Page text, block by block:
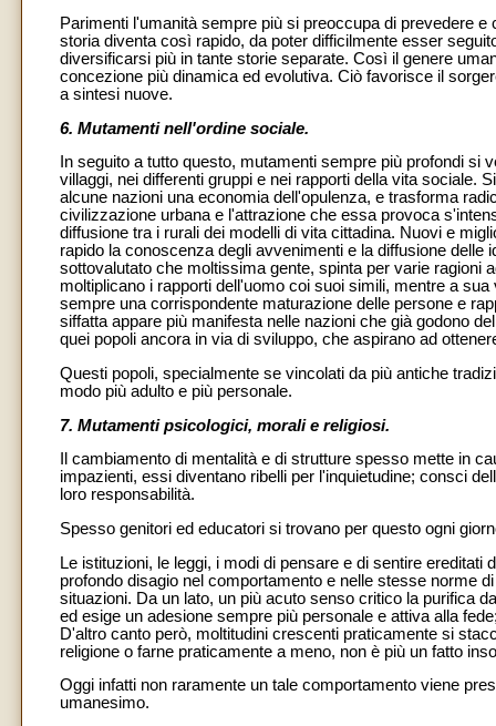
Parimenti l'umanità sempre più si preoccupa di prevedere
storia diventa così rapido, da poter difficilmente esser
diversificarsi più in tante storie separate. Così il genere
concezione più dinamica ed evolutiva. Ciò favorisce il
a sintesi nuove.
6. Mutamenti nell'ordine sociale.
In seguito a tutto questo, mutamenti sempre più profondi si
villaggi, nei differenti gruppi e nei rapporti della vita sociale.
alcune nazioni una economia dell'opulenza, e trasforma
civilizzazione urbana e l'attrazione che essa provoca
diffusione tra i rurali dei modelli di vita cittadina. Nuovi e
rapido la conoscenza degli avvenimenti e la diffusione
sottovalutato che moltissima gente, spinta per varie ragioni
moltiplicano i rapporti dell'uomo coi suoi simili, mentre a
sempre una corrispondente maturazione delle persone e
siffatta appare più manifesta nelle nazioni che già godono
quei popoli ancora in via di sviluppo, che aspirano ad
Questi popoli, specialmente se vincolati da più antiche
modo più adulto e più personale.
7. Mutamenti psicologici, morali e religiosi.
Il cambiamento di mentalità e di strutture spesso mette in
impazienti, essi diventano ribelli per l'inquietudine; consci
loro responsabilità.
Spesso genitori ed educatori si trovano per questo ogni
Le istituzioni, le leggi, i modi di pensare e di sentire
profondo disagio nel comportamento e nelle stesse norme
situazioni. Da un lato, un più acuto senso critico la purifica
ed esige un adesione sempre più personale e attiva alla
D'altro canto però, moltitudini crescenti praticamente si
religione o farne praticamente a meno, non è più un fatto
Oggi infatti non raramente un tale comportamento viene
umanesimo.